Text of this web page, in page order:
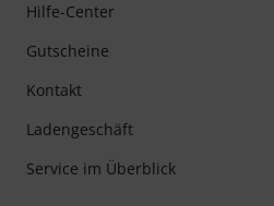
Hilfe-Center
Gutscheine
Kontakt
Ladengeschäft
Service im Überblick